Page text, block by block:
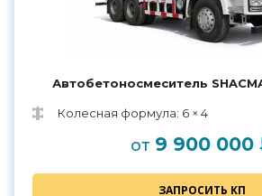
Автобетоносмеситель
Колесная формула: 6 × 4
от 9 900 000
ЗАПРОСИТЬ КП